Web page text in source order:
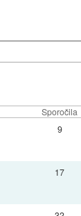
Sporočila
9
17